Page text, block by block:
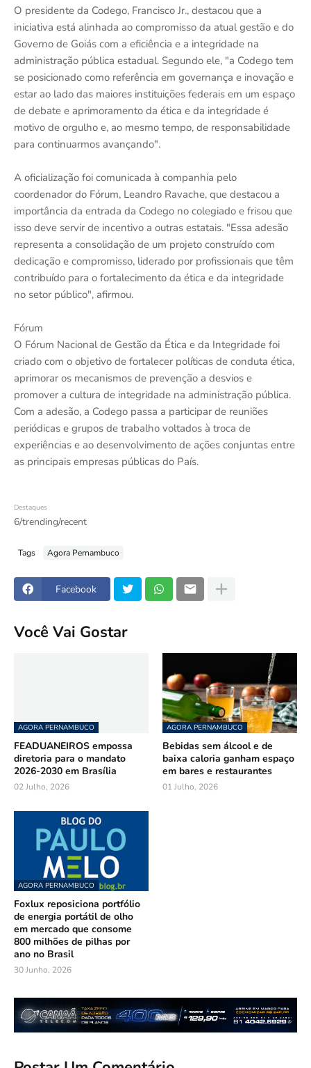
O presidente da Codego, Francisco Jr., destacou que a
iniciativa está alinhada ao compromisso da atual gestão e do
Governo de Goiás com a eficiência e a integridade na
administração pública estadual. Segundo ele, "a Codego tem
se posicionado como referência em governança e inovação e
estar ao lado das maiores instituições federais em um espaço
de debate e aprimoramento da ética e da integridade é
motivo de orgulho e, ao mesmo tempo, de responsabilidade
para continuarmos avançando".
A oficialização foi comunicada à companhia pelo
coordenador do Fórum, Leandro Ravache, que destacou a
importância da entrada da Codego no colegiado e frisou que
isso deve servir de incentivo a outras estatais. "Essa adesão
representa a consolidação de um projeto construído com
dedicação e compromisso, liderado por profissionais que têm
contribuído para o fortalecimento da ética e da integridade
no setor público", afirmou.
Fórum
O Fórum Nacional de Gestão da Ética e da Integridade foi
criado com o objetivo de fortalecer políticas de conduta ética,
aprimorar os mecanismos de prevenção a desvios e
promover a cultura de integridade na administração pública.
Com a adesão, a Codego passa a participar de reuniões
periódicas e grupos de trabalho voltados à troca de
experiências e ao desenvolvimento de ações conjuntas entre
as principais empresas públicas do País.
Destaques
6/trending/recent
Tags Agora Pernambuco
Facebook
Você Vai Gostar
AGORA PERNAMBUCO
FEADUANEIROS empossa
diretoria para o mandato
2026-2030 em Brasília
02 Julho, 2026
AGORA PERNAMBUCO
Bebidas sem álcool e de
baixa caloria ganham espaço
em bares e restaurantes
01 Julho, 2026
AGORA PERNAMBUCO
Foxlux reposiciona portfólio
de energia portátil de olho
em mercado que consome
800 milhões de pilhas por
ano no Brasil
30 Junho, 2026